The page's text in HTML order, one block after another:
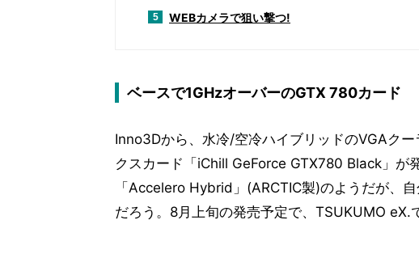
5 WEBカメラで狙い撃つ!
ベースで1GHzオーバーのGTX 780カード
Inno3Dから、水冷/空冷ハイブリッドのVGAク
クスカード「iChill GeForce GTX780 Black」が
「Accelero Hybrid」(ARCTIC製)のようだが、
だろう。8月上旬の発売予定で、TSUKUMO eX.